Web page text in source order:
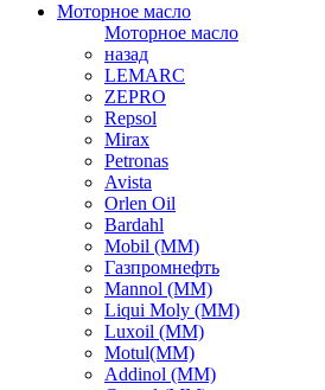
Моторное масло
Моторное масло
назад
LEMARC
ZEPRO
Repsol
Mirax
Petronas
Avista
Orlen Oil
Bardahl
Mobil (ММ)
Газпромнефть
Mannol (ММ)
Liqui Moly (ММ)
Luxoil (ММ)
Motul(ММ)
Addinol (ММ)